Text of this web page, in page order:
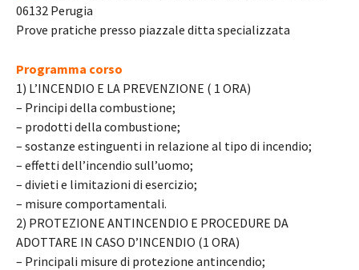
06132 Perugia
Prove pratiche presso piazzale ditta specializzata
Programma corso
1) L’INCENDIO E LA PREVENZIONE ( 1 ORA)
– Principi della combustione;
– prodotti della combustione;
– sostanze estinguenti in relazione al tipo di incendio;
– effetti dell’incendio sull’uomo;
– divieti e limitazioni di esercizio;
– misure comportamentali.
2) PROTEZIONE ANTINCENDIO E PROCEDURE DA
ADOTTARE IN CASO D’INCENDIO (1 ORA)
– Principali misure di protezione antincendio;